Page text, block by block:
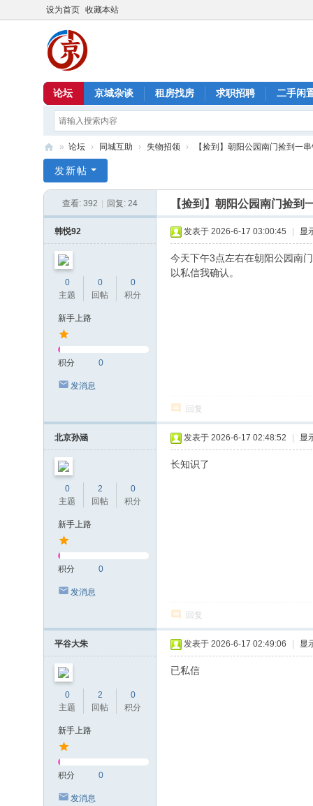
设为首页 收藏本站
论坛 京城杂谈 租房找房 求职招聘 二手闲
京
» 论坛 › 同城互助 › 失物招领 › 【捡到】朝阳公园南门捡到一
发新帖
查看: 392 回复: 24 【捡到】朝阳公园南门捡到
韩悦92
0
主题
0
回帖
0
积分
新手上路
积分 0
发消息
发表于 2026-6-17 03:00:45 显
今天下午3点左右在朝阳公园南
以私信我确认。
回复
北京孙涵
0
主题
2
回帖
0
积分
新手上路
积分 0
发消息
发表于 2026-6-17 02:48:52 显
长知识了
回复
平谷大朱
0
主题
2
回帖
0
积分
新手上路
积分 0
发消息
发表于 2026-6-17 02:49:06 显
已私信